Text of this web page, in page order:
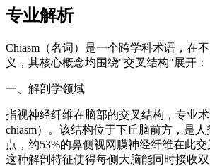
专业解析
Chiasm（名词）是一个跨学科术语，在
义，其核心概念均围绕"交叉结构"展开：
一、解剖学领域
指视神经纤维在脑部的交叉结构，专业
chiasm）。该结构位于下丘脑前方，是
点，约53%的鼻侧视网膜神经纤维在此交
这种解剖特征使得每侧大脑能同时接收双